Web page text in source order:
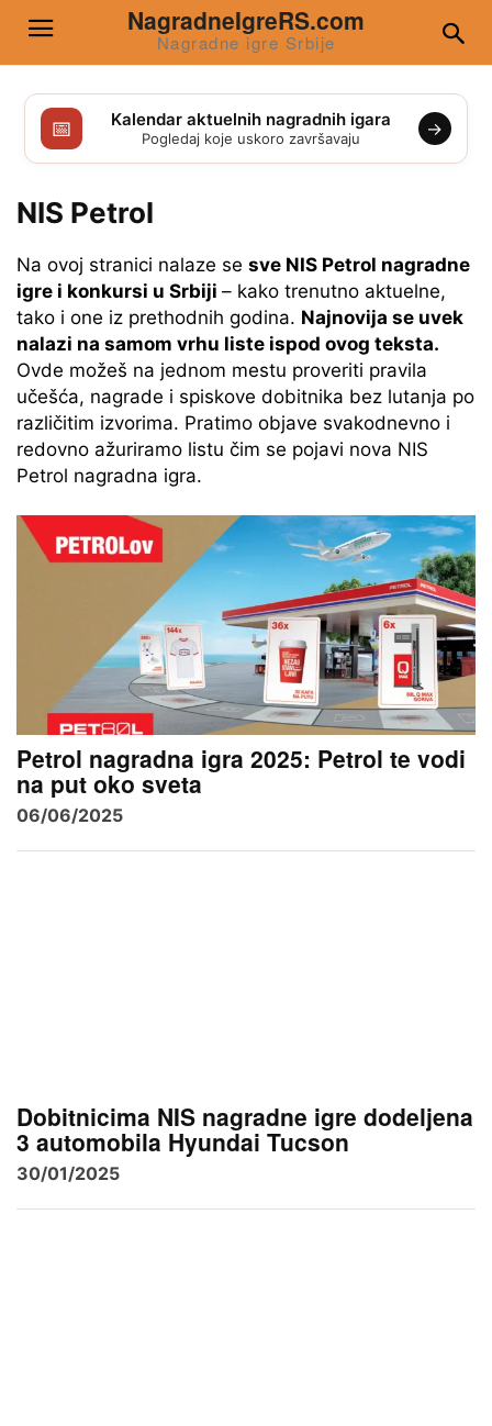
NagradneIgreRS.com
Nagradne igre Srbije
📅 Kalendar aktuelnih nagradnih igara
Pogledaj koje uskoro završavaju →
NIS Petrol
Na ovoj stranici nalaze se sve NIS Petrol nagradne
igre i konkursi u Srbiji – kako trenutno aktuelne,
tako i one iz prethodnih godina. Najnovija se uvek
nalazi na samom vrhu liste ispod ovog teksta.
Ovde možeš na jednom mestu proveriti pravila
učešća, nagrade i spiskove dobitnika bez lutanja po
različitim izvorima. Pratimo objave svakodnevno i
redovno ažuriramo listu čim se pojavi nova NIS
Petrol nagradna igra.
Petrol nagradna igra 2025: Petrol te vodi
na put oko sveta
06/06/2025
Dobitnicima NIS nagradne igre dodeljena
3 automobila Hyundai Tucson
30/01/2025